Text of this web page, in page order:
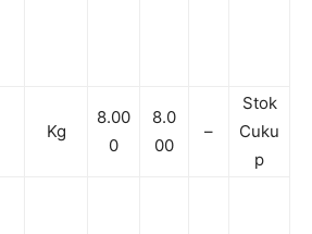
Kg
8.00
0
8.0
00
–
Stok
Cuku
p